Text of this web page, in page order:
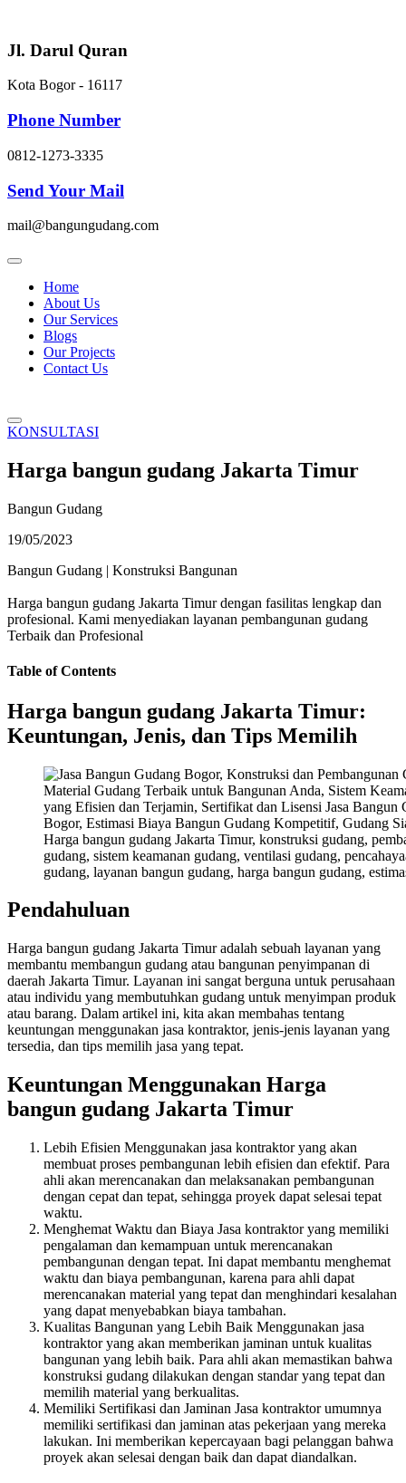
content
Jl. Darul Quran
Kota Bogor - 16117
Phone Number
0812-1273-3335
Send Your Mail
mail@bangungudang.com
Home
About Us
Our Services
Blogs
Our Projects
Contact Us
KONSULTASI
Harga bangun gudang Jakarta Timur
Bangun Gudang
19/05/2023
Bangun Gudang | Konstruksi Bangunan
Harga bangun gudang Jakarta Timur dengan fasilitas lengkap dan
profesional. Kami menyediakan layanan pembangunan gudang
Terbaik dan Profesional
Table of Contents
Harga bangun gudang Jakarta Timur:
Keuntungan, Jenis, dan Tips Memilih
Harga bangun gudang Jakarta Timur, konstruksi gudang,
gudang, sistem keamanan gudang, ventilasi gudang,
gudang, layanan bangun gudang, harga bangun gudang,
Pendahuluan
Harga bangun gudang Jakarta Timur adalah sebuah layanan yang
membantu membangun gudang atau bangunan penyimpanan di
daerah Jakarta Timur. Layanan ini sangat berguna untuk perusahaan
atau individu yang membutuhkan gudang untuk menyimpan produk
atau barang. Dalam artikel ini, kita akan membahas tentang
keuntungan menggunakan jasa kontraktor, jenis-jenis layanan yang
tersedia, dan tips memilih jasa yang tepat.
Keuntungan Menggunakan Harga
bangun gudang Jakarta Timur
Lebih Efisien Menggunakan jasa kontraktor yang akan
membuat proses pembangunan lebih efisien dan efektif. Para
ahli akan merencanakan dan melaksanakan pembangunan
dengan cepat dan tepat, sehingga proyek dapat selesai tepat
waktu.
Menghemat Waktu dan Biaya Jasa kontraktor yang memiliki
pengalaman dan kemampuan untuk merencanakan
pembangunan dengan tepat. Ini dapat membantu menghemat
waktu dan biaya pembangunan, karena para ahli dapat
merencanakan material yang tepat dan menghindari kesalahan
yang dapat menyebabkan biaya tambahan.
Kualitas Bangunan yang Lebih Baik Menggunakan jasa
kontraktor yang akan memberikan jaminan untuk kualitas
bangunan yang lebih baik. Para ahli akan memastikan bahwa
konstruksi gudang dilakukan dengan standar yang tepat dan
memilih material yang berkualitas.
Memiliki Sertifikasi dan Jaminan Jasa kontraktor umumnya
memiliki sertifikasi dan jaminan atas pekerjaan yang mereka
lakukan. Ini memberikan kepercayaan bagi pelanggan bahwa
proyek akan selesai dengan baik dan dapat diandalkan.